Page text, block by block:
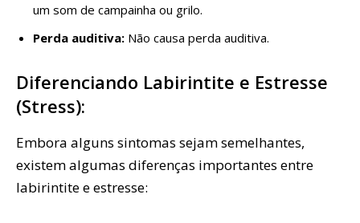
um som de campainha ou grilo.
Perda auditiva: Não causa perda auditiva.
Diferenciando Labirintite e Estresse
(Stress):
Embora alguns sintomas sejam semelhantes,
existem algumas diferenças importantes entre
labirintite e estresse: